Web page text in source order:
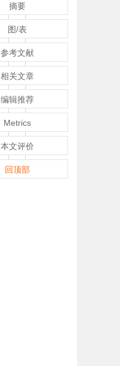
摘要
图/表
参考文献
相关文章
编辑推荐
Metrics
本文评价
回顶部